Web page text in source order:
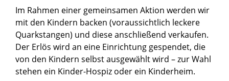
Im Rahmen einer gemeinsamen Aktion werden wir
mit den Kindern backen (voraussichtlich leckere
Quarkstangen) und diese anschließend verkaufen.
Der Erlös wird an eine Einrichtung gespendet, die
von den Kindern selbst ausgewählt wird – zur Wahl
stehen ein Kinder-Hospiz oder ein Kinderheim.